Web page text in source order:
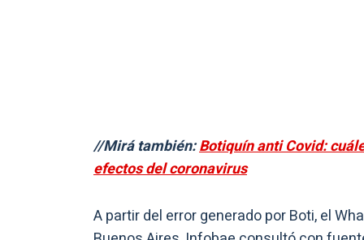
//Mirá también:Botiquín anti Covid:
efectos del coronavirus
A partir del error generado por Boti, el